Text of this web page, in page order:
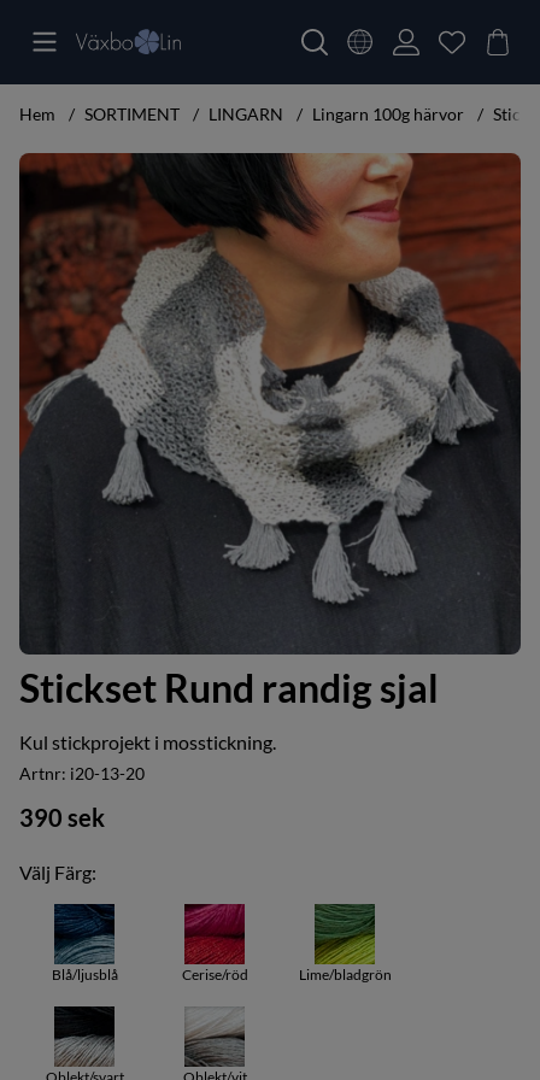
Hem SORTIMENT LINGARN Lingarn 100g härvor
Produktbilder Stickset Rund randig sjal
Stickset Rund randig sjal
Kul stickprojekt i mosstickning.
Artnr: i20-13-20
390 sek
Välj Färg:
Blå/ljusblå Cerise/röd Lime/bladgrön